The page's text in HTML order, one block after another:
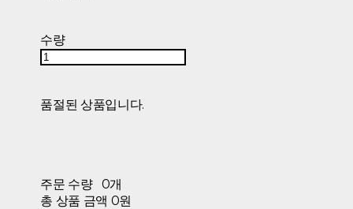
수량
품절된 상품입니다.
주문 수량
0개
총 상품 금액 0원